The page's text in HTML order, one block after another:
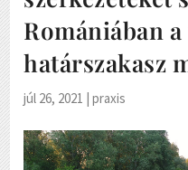
Romániában
határszakasz
júl 26, 2021 |praxis